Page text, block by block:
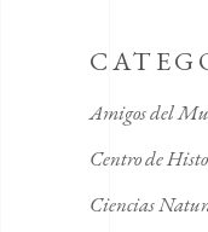
Amigos del
Centro de
Ciencias